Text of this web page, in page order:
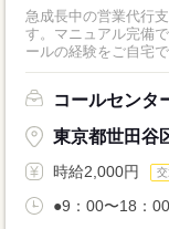
急成長中の営業代行
す。マニュアル完備
ールの経験をご自宅
コールセンタ
東京都世田谷
時給2,000円
●9：00〜18：